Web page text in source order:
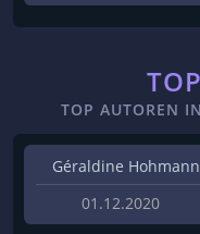
TOP AUTOREN
Géraldine Hohmann
01.12.2020